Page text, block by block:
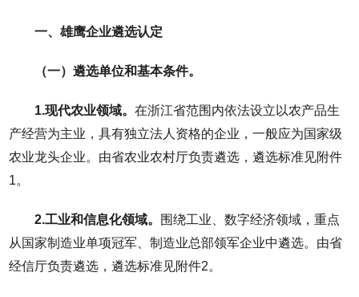
一、雄鹰企业遴选认定
（一）遴选单位和基本条件。
1.现代农业领域。在浙江省范围内依法设立以农产品生
产经营为主业，具有独立法人资格的企业，一般应为国家级
农业龙头企业。由省农业农村厅负责遴选，遴选标准见附件
1。
2.工业和信息化领域。
围绕工业、数字经济领域，重点
从国家制造业单项冠军、制造业总部领军企业中遴选。由省
经信厅负责遴选，遴选标准见附件2。